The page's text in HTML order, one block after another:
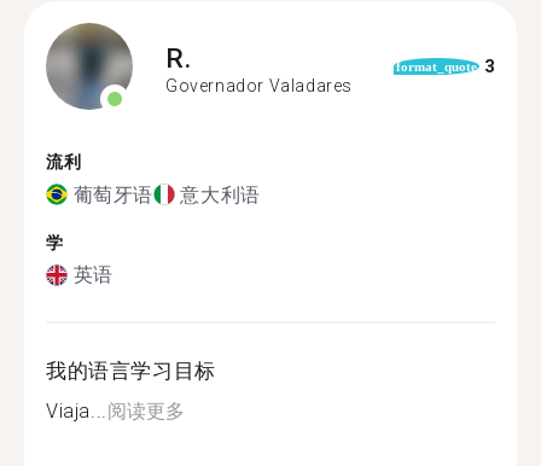
R.
Governador Valadares
format_quote 3
流利
葡萄牙语 意大利语
学
英语
我的语言学习目标
Viaja...阅读更多